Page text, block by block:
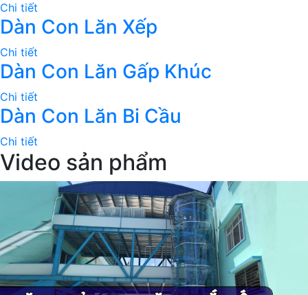
Chi tiết
Dàn Con Lăn Xếp
Chi tiết
Dàn Con Lăn Gấp Khúc
Chi tiết
Dàn Con Lăn Bi Cầu
Chi tiết
Video sản phẩm